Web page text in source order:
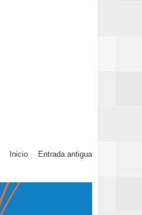
Entrada antigua
Inicio